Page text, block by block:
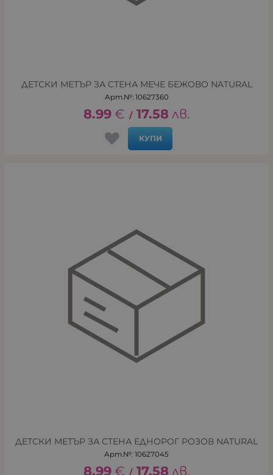
ДЕТСКИ МЕТЪР ЗА СТЕНА МЕЧЕ БЕЖОВО NATURAL
Арт.№: 10627360
8.99 € / 17.58 лв.
КУПИ
ДЕТСКИ МЕТЪР ЗА СТЕНА ЕДНОРОГ РОЗОВ NATURAL
Арт.№: 10627045
8.99 € / 17.58 лв.